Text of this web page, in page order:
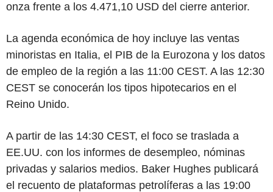
onza frente a los 4.471,10 USD del cierre anterior.
La agenda económica de hoy incluye las ventas
minoristas en Italia, el PIB de la Eurozona y los datos
de empleo de la región a las 11:00 CEST. A las 12:30
CEST se conocerán los tipos hipotecarios en el
Reino Unido.
A partir de las 14:30 CEST, el foco se traslada a
EE.UU. con los informes de desempleo, nóminas
privadas y salarios medios. Baker Hughes publicará
el recuento de plataformas petrolíferas a las 19:00